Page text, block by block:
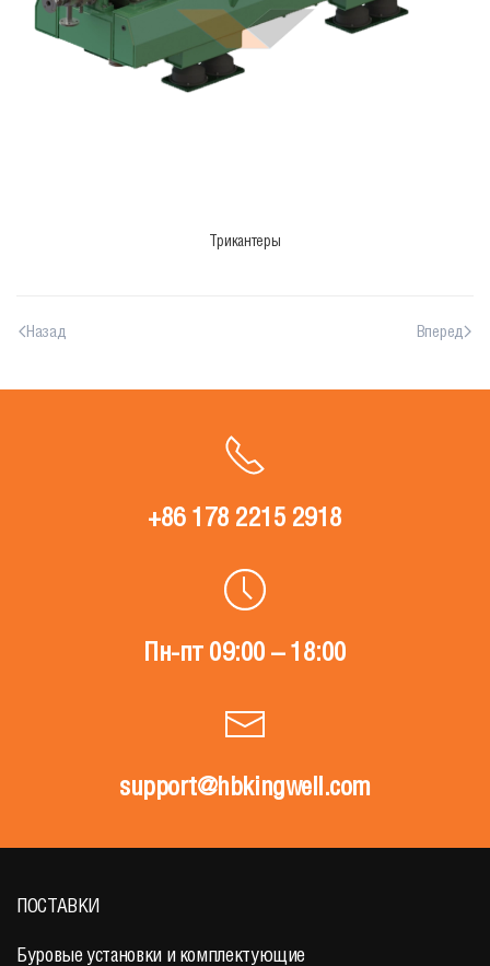
Трикантеры
Назад Вперед
+86 178 2215 2918
Пн-пт 09:00 – 18:00
support@hbkingwell.com
ПОСТАВКИ
Буровые установки и комплектующие